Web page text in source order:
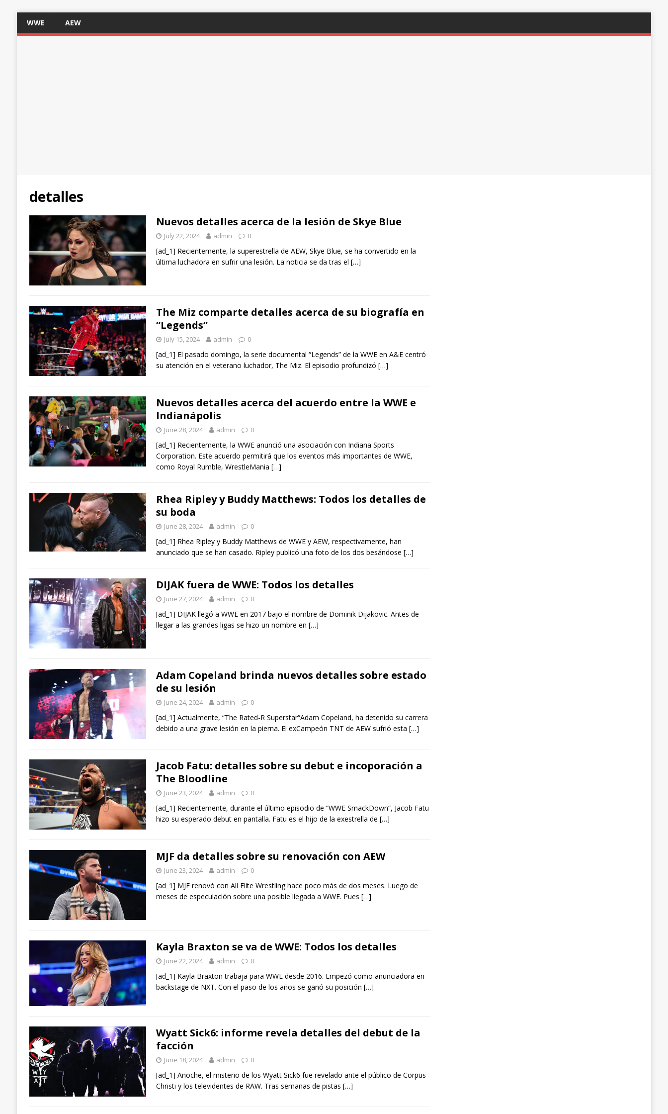
WWE AEW
detalles
Nuevos detalles acerca de la lesión de Skye Blue
July 22, 2024 admin 0
[ad_1] Recientemente, la superestrella de AEW, Skye Blue, se ha convertido en la
última luchadora en sufrir una lesión. La noticia se da tras el […]
The Miz comparte detalles acerca de su biografía en
“Legends”
July 15, 2024 admin 0
[ad_1] El pasado domingo, la serie documental “Legends” de la WWE en A&E centró
su atención en el veterano luchador, The Miz. El episodio profundizó […]
Nuevos detalles acerca del acuerdo entre la WWE e
Indianápolis
June 28, 2024 admin 0
[ad_1] Recientemente, la WWE anunció una asociación con Indiana Sports
Corporation. Este acuerdo permitirá que los eventos más importantes de WWE,
como Royal Rumble, WrestleMania […]
Rhea Ripley y Buddy Matthews: Todos los detalles de
su boda
June 28, 2024 admin 0
[ad_1] Rhea Ripley y Buddy Matthews de WWE y AEW, respectivamente, han
anunciado que se han casado. Ripley publicó una foto de los dos besándose […]
DIJAK fuera de WWE: Todos los detalles
June 27, 2024 admin 0
[ad_1] DIJAK llegó a WWE en 2017 bajo el nombre de Dominik Dijakovic. Antes de
llegar a las grandes ligas se hizo un nombre en […]
Adam Copeland brinda nuevos detalles sobre estado
de su lesión
June 24, 2024 admin 0
[ad_1] Actualmente, “The Rated-R Superstar“Adam Copeland, ha detenido su carrera
debido a una grave lesión en la pierna. El exCampeón TNT de AEW sufrió esta […]
Jacob Fatu: detalles sobre su debut e incoporación a
The Bloodline
June 23, 2024 admin 0
[ad_1] Recientemente, durante el último episodio de “WWE SmackDown“, Jacob Fatu
hizo su esperado debut en pantalla. Fatu es el hijo de la exestrella de […]
MJF da detalles sobre su renovación con AEW
June 23, 2024 admin 0
[ad_1] MJF renovó con All Elite Wrestling hace poco más de dos meses. Luego de
meses de especulación sobre una posible llegada a WWE. Pues […]
Kayla Braxton se va de WWE: Todos los detalles
June 22, 2024 admin 0
[ad_1] Kayla Braxton trabaja para WWE desde 2016. Empezó como anunciadora en
backstage de NXT. Con el paso de los años se ganó su posición […]
Wyatt Sick6: informe revela detalles del debut de la
facción
June 18, 2024 admin 0
[ad_1] Anoche, el misterio de los Wyatt Sick6 fue revelado ante el público de Corpus
Christi y los televidentes de RAW. Tras semanas de pistas […]